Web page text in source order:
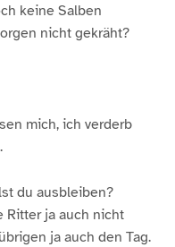
keine Salben
nicht gekräht?
mich, ich verderb
du ausbleiben?
Ritter ja auch nicht
ja auch den Tag.